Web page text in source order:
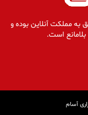
مملکت آنلاین بوده و
بلامانع است.
آسام